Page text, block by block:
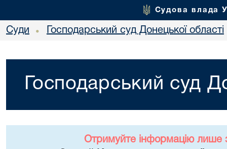
Судова влада
Суди • Господарський суд Донецької області
Господарський суд
Отримуйте інформацію лише